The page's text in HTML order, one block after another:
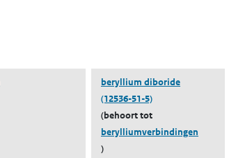
beryllium diboride
(12536-51-5)
(behoort tot
berylliumverbindingen
)